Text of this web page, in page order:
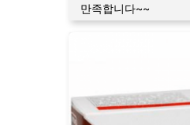
만족합니다~~